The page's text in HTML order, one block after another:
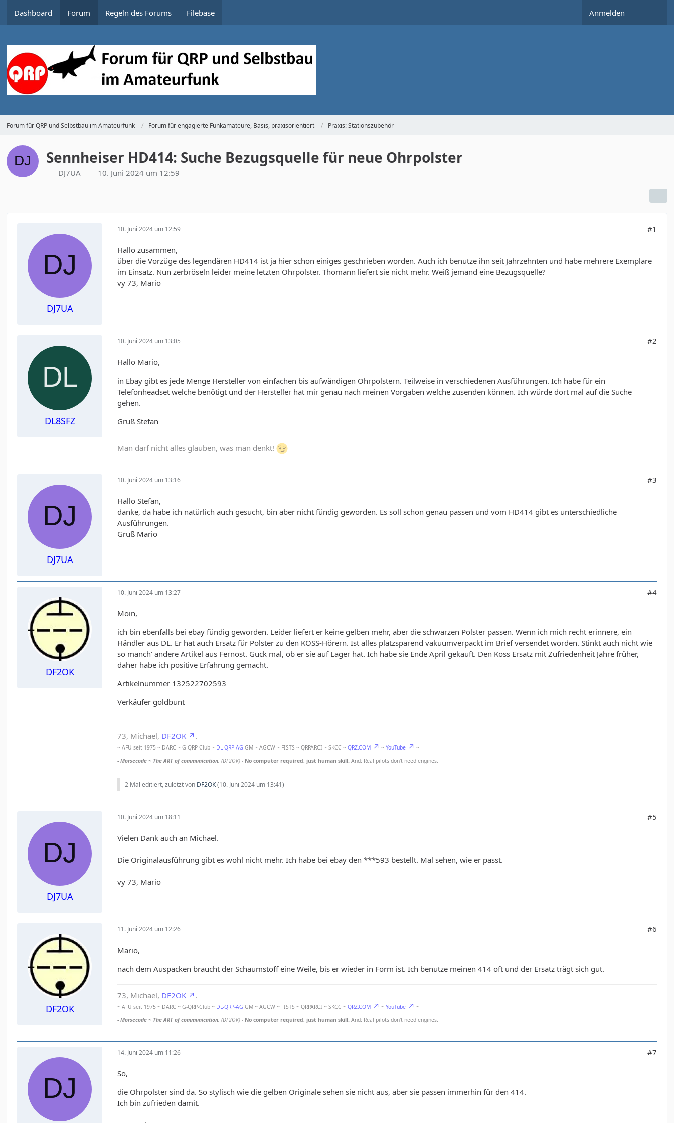
Dashboard Forum Regeln des Forums Filebase Anmelden
Forum für QRP und Selbstbau im Amateurfunk Forum für engagierte Funkamateure, Basis, praxisorientiert Praxis: Stationszubehör
Sennheiser HD414: Suche Bezugsquelle für neue Ohrpolster
DJ7UA 10. Juni 2024 um 12:59
DJ7UA
10. Juni 2024 um 12:59 #1
Hallo zusammen,
über die Vorzüge des legendären HD414 ist ja hier schon einiges geschrieben worden. Auch ich benutze ihn seit Jahrzehnten und habe mehrere Exemplare
im Einsatz. Nun zerbröseln leider meine letzten Ohrpolster. Thomann liefert sie nicht mehr. Weiß jemand eine Bezugsquelle?
vy 73, Mario
DL8SFZ
10. Juni 2024 um 13:05 #2
Hallo Mario,
in Ebay gibt es jede Menge Hersteller von einfachen bis aufwändigen Ohrpolstern. Teilweise in verschiedenen Ausführungen. Ich habe für ein
Telefonheadset welche benötigt und der Hersteller hat mir genau nach meinen Vorgaben welche zusenden können. Ich würde dort mal auf die Suche
gehen.
Gruß Stefan
Man darf nicht alles glauben, was man denkt!
DJ7UA
10. Juni 2024 um 13:16 #3
Hallo Stefan,
danke, da habe ich natürlich auch gesucht, bin aber nicht fündig geworden. Es soll schon genau passen und vom HD414 gibt es unterschiedliche
Ausführungen.
Gruß Mario
DF2OK
10. Juni 2024 um 13:27 #4
Moin,
ich bin ebenfalls bei ebay fündig geworden. Leider liefert er keine gelben mehr, aber die schwarzen Polster passen. Wenn ich mich recht erinnere, ein
Händler aus DL. Er hat auch Ersatz für Polster zu den KOSS-Hörern. Ist alles platzsparend vakuumverpackt im Brief versendet worden. Stinkt auch nicht wie
so manch' andere Artikel aus Fernost. Guck mal, ob er sie auf Lager hat. Ich habe sie Ende April gekauft. Den Koss Ersatz mit Zufriedenheit Jahre früher,
daher habe ich positive Erfahrung gemacht.
Artikelnummer 132522702593
Verkäufer goldbunt
73, Michael, DF2OK .
~ AFU seit 1975 ~ DARC ~ G-QRP-Club ~ DL-QRP-AG GM ~ AGCW ~ FISTS ~ QRPARCI ~ SKCC ~QRZ.COM ~YouTube
~
- Morsecode ~ The ART of communication.(DF2OK) - No computer required, just human skill. And: Real pilots don't need engines.
2 Mal editiert, zuletzt von DF2OK(10. Juni 2024 um 13:41)
DJ7UA
10. Juni 2024 um 18:11 #5
Vielen Dank auch an Michael.
Die Originalausführung gibt es wohl nicht mehr. Ich habe bei ebay den ***593 bestellt. Mal sehen, wie er passt.
vy 73, Mario
DF2OK
11. Juni 2024 um 12:26 #6
Mario,
nach dem Auspacken braucht der Schaumstoff eine Weile, bis er wieder in Form ist. Ich benutze meinen 414 oft und der Ersatz trägt sich gut.
73, Michael, DF2OK .
~ AFU seit 1975 ~ DARC ~ G-QRP-Club ~ DL-QRP-AG GM ~ AGCW ~ FISTS ~ QRPARCI ~ SKCC ~QRZ.COM ~YouTube
~
- Morsecode ~ The ART of communication.(DF2OK) - No computer required, just human skill. And: Real pilots don't need engines.
14. Juni 2024 um 11:26 #7
So,
die Ohrpolster sind da. So stylisch wie die gelben Originale sehen sie nicht aus, aber sie passen immerhin für den 414.
Ich bin zufrieden damit.